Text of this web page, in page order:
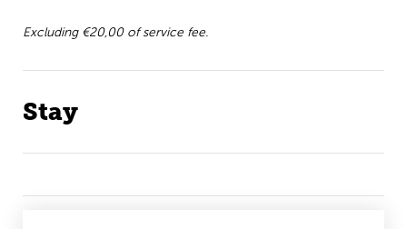
Dutch
English
Excluding €20,00 of service fee.
Stay